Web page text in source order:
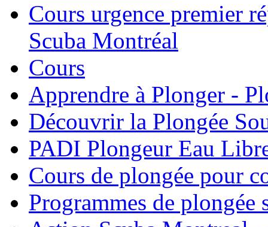
Cours urgence premier
Scuba Montréal
Cours
Apprendre à Plonger -
Découvrir la Plongée
PADI Plongeur Eau
Cours de plongée pour
Programmes de plongée